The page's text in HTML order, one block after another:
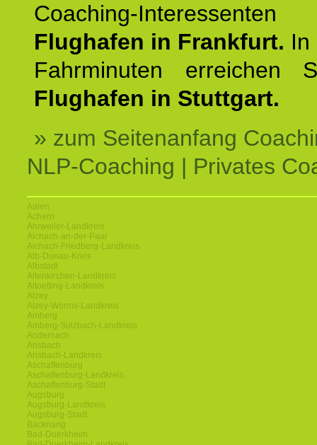
Coaching-
Flughafen in Frankfurt. In
Fahrminuten erreichen
Flughafen in Stuttgart.
» zum Seitenanfang
NLP-Coaching | Privates
Aalen
Achern
Ahrweiler-Landkreis
Aichach-an-der-Paar
Aichach-Friedberg-Landkreis
Alb-Donau-Kreis
Albstadt
Altenkirchen-Landkreis
Altoetting-Landkreis
Alzey
Alzey-Worms-Landkreis
Amberg
Amberg-Sulzbach-Landkreis
Andernach
Ansbach
Ansbach-Landkreis
Aschaffenburg
Aschaffenburg-Landkreis
Aschaffenburg-Stadt
Augsburg
Augsburg-Landkreis
Augsburg-Stadt
Backnang
Bad-Duerkheim